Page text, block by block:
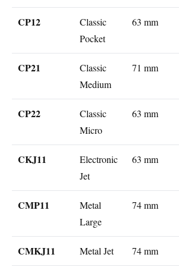
CP12
Classic
Pocket
63 mm
CP21
Classic
Medium
71 mm
CP22
Classic
Micro
63 mm
CKJ11
Electronic
Jet
63 mm
CMP11
Metal
Large
74 mm
CMKJ11 Metal Jet 74 mm